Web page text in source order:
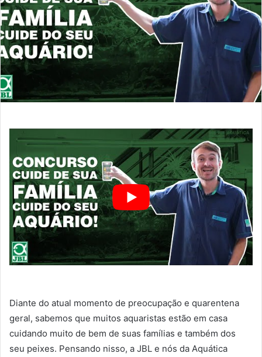
Diante do atual momento de preocupação e quarentena
geral, sabemos que muitos aquaristas estão em casa
cuidando muito de bem de suas famílias e também dos
seu peixes. Pensando nisso, a JBL e nós da Aquática